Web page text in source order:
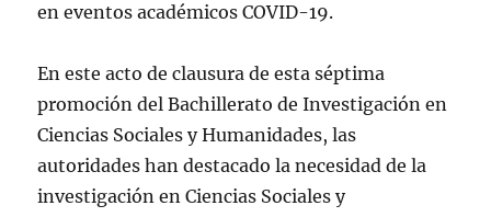
en eventos académicos COVID-19.
En este acto de clausura de esta séptima
promoción del Bachillerato de Investigación en
Ciencias Sociales y Humanidades, las
autoridades han destacado la necesidad de la
investigación en Ciencias Sociales y